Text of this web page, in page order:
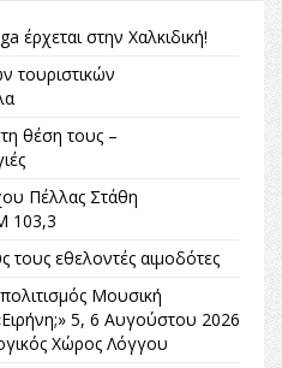
έρχεται στην Χαλκιδική!
τουριστικών
θέση τους –
Πέλλας Στάθη
103,3
εθελοντές αιμοδότες
Μουσική
5, 6 Αυγούστου 2026
Χώρος Λόγγου